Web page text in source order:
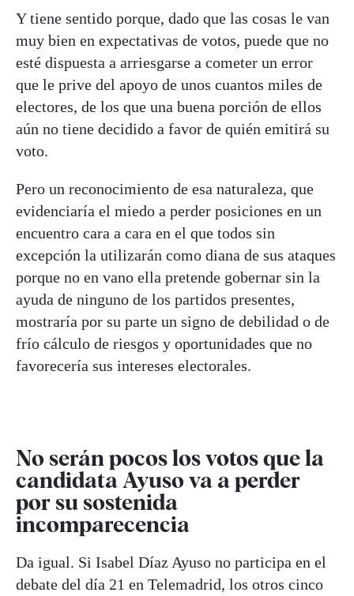
Y tiene sentido porque, dado que las cosas le van
muy bien en expectativas de votos, puede que no
esté dispuesta a arriesgarse a cometer un error
que le prive del apoyo de unos cuantos miles de
electores, de los que una buena porción de ellos
aún no tiene decidido a favor de quién emitirá su
voto.
Pero un reconocimiento de esa naturaleza, que
evidenciaría el miedo a perder posiciones en un
encuentro cara a cara en el que todos sin
excepción la utilizarán como diana de sus ataques
porque no en vano ella pretende gobernar sin la
ayuda de ninguno de los partidos presentes,
mostraría por su parte un signo de debilidad o de
frío cálculo de riesgos y oportunidades que no
favorecería sus intereses electorales.
No serán pocos los votos que la
candidata Ayuso va a perder
por su sostenida
incomparecencia
Da igual. Si Isabel Díaz Ayuso no participa en el
debate del día 21 en Telemadrid, los otros cinco